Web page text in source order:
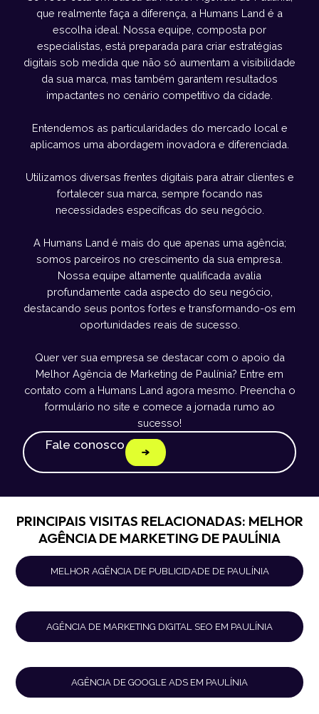
que realmente faça a diferença, a Humans Land é a
escolha ideal. Nossa equipe, composta por
especialistas, está preparada para criar estratégias
digitais sob medida que não só aumentam a visibilidade
da sua marca, mas também garantem resultados
impactantes no cenário competitivo da cidade.
Entendemos as particularidades do mercado local e
aplicamos uma abordagem inovadora e diferenciada.
Utilizamos diversas frentes digitais para atrair clientes e
fortalecer sua marca, sempre focando nas
necessidades específicas do seu negócio.
A Humans Land é mais do que apenas uma agência;
somos parceiros no crescimento da sua empresa.
Nossa equipe altamente qualificada avalia
profundamente cada aspecto do seu negócio,
destacando seus pontos fortes e transformando-os em
oportunidades reais de sucesso.
Quer ver sua empresa se destacar com o apoio da
Melhor Agência de Marketing de Paulínia? Entre em
contato com a Humans Land agora mesmo. Preencha o
formulário no site e comece a jornada rumo ao
sucesso!
Fale conosco
PRINCIPAIS VISITAS RELACIONADAS: MELHOR
AGÊNCIA DE MARKETING DE PAULÍNIA
MELHOR AGÊNCIA DE PUBLICIDADE DE PAULÍNIA
AGÊNCIA DE MARKETING DIGITAL SEO EM PAULÍNIA
AGÊNCIA DE GOOGLE ADS EM PAULÍNIA